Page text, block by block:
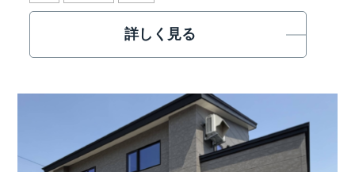
詳しく見る